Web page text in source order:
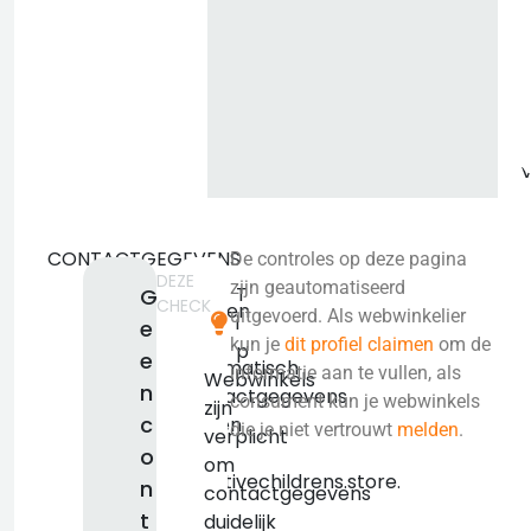
CONTACTGEGEVENS
G
e
e
n
c
o
n
t
We
konden
niet
automatisch
contactgegevens
vinden
creativechildrens.store.
T
i
p
Webwinkels
zijn
verplicht
om
contactgegevens
duidelijk
DEZE
CHECK
De controles op deze pagina
zijn geautomatiseerd
uitgevoerd. Als webwinkelier
kun je dit profiel claimen om de
informatie aan te vullen, als
consument kun je webwinkels
die je niet vertrouwt melden.